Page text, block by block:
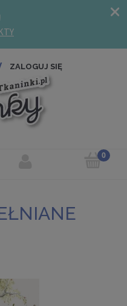
ZALOGUJ SIĘ